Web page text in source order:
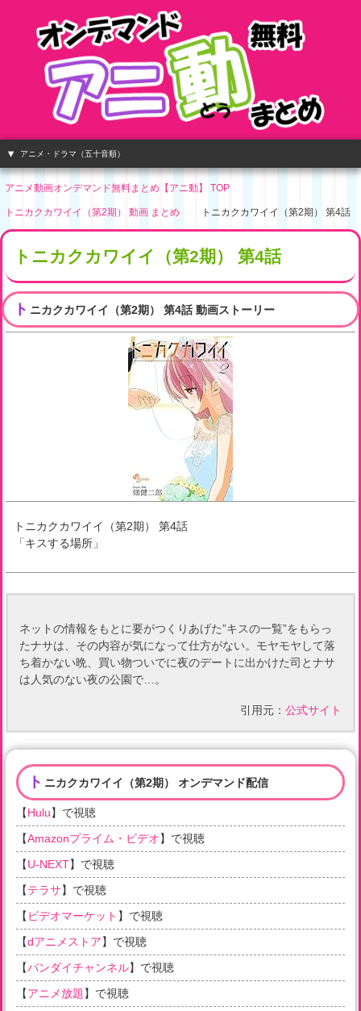
アニメ・ドラマ（五十音順）
アニメ動画オンデマンド無料まとめ【アニ動】 TOP
トニカクカワイイ（第2期） 動画 まとめ トニカクカワイイ（第2期） 第4話
トニカクカワイイ（第2期） 第4話
ト ニカクカワイイ（第2期） 第4話 動画ストーリー
トニカクカワイイ（第2期） 第4話
「キスする場所 」
ネットの情報をもとに要がつくりあげた”キスの一覧”をもらっ
たナサは、その内容が気になって仕方がない。モヤモヤして落
ち着かない晩、買い物ついでに夜のデートに出かけた司とナサ
は人気のない夜の公園で…。
引用元： 公式サイト
ト ニカクカワイイ（第2期） オンデマンド配信
【Hulu】で視聴
【Amazonプライム・ビデオ】で視聴
【U-NEXT】で視聴
【テラサ】で視聴
【 ビデオマーケット 】で視聴
【dアニメストア】で視聴
【バンダイチャンネル】で視聴
【アニメ放題】で視聴